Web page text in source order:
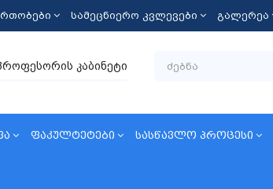
სამეცნიერო კვლევები გალერეა
კაბინეტი
ფაკულტეტები სასწავლო პროცესი